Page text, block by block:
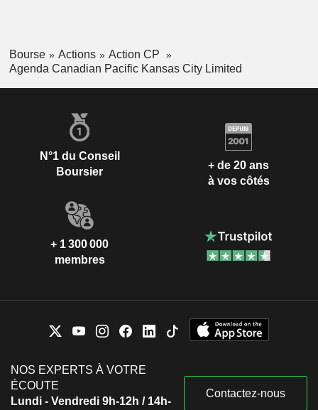
Bourse Actions
Action CP
Agenda Canadian Pacific Kansas City Limited
N°1 du Conseil
Boursier
+ de 20 ans
à vos côtés
+ 1 300 000
membres
NOS EXPERTS À VOTRE
ÉCOUTE
Lundi - Vendredi 9h-12h / 14h-
Contactez-nous